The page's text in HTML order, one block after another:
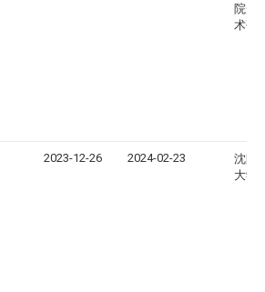
院光
术研
2023-12-26 2024-02-23
沈阳
大学